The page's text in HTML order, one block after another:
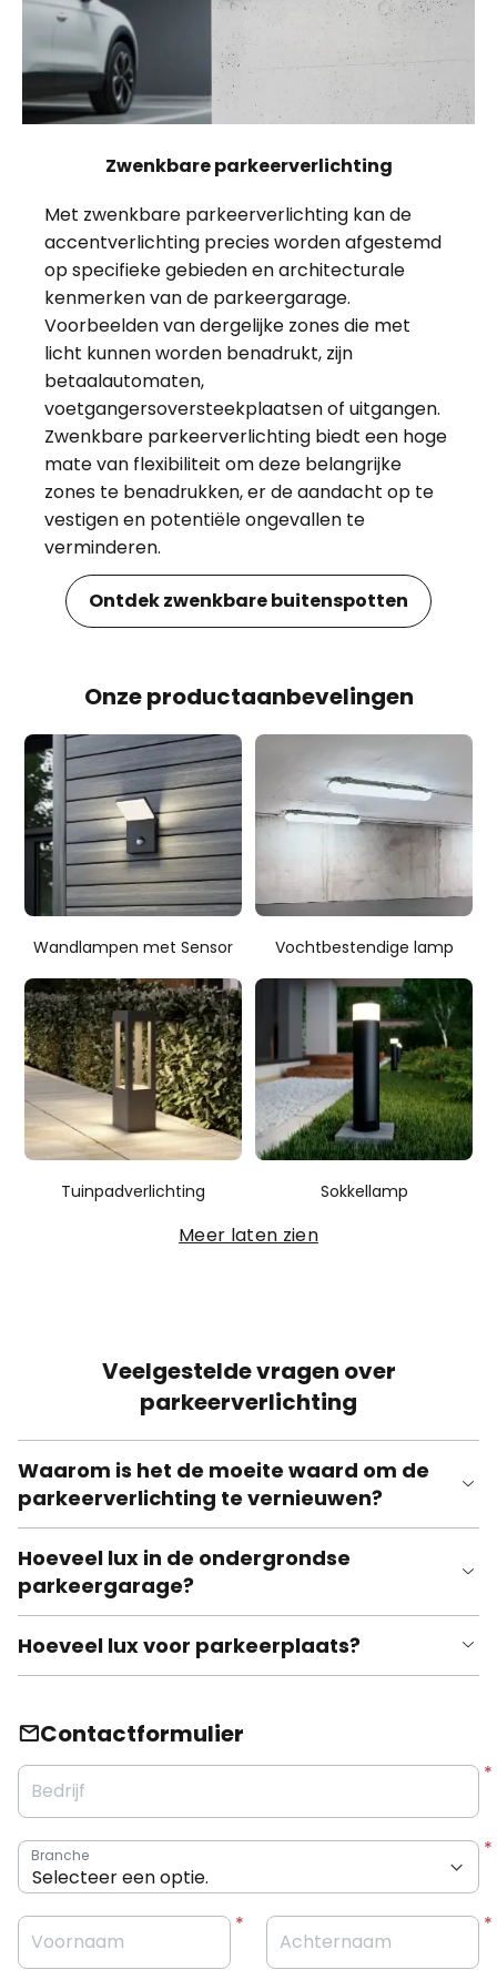
Zwenkbare parkeerverlichting
Met zwenkbare parkeerverlichting kan de
accentverlichting precies worden afgestemd
op specifieke gebieden en architecturale
kenmerken van de parkeergarage.
Voorbeelden van dergelijke zones die met
licht kunnen worden benadrukt, zijn
betaalautomaten,
voetgangersoversteekplaatsen of uitgangen.
Zwenkbare parkeerverlichting biedt een hoge
mate van flexibiliteit om deze belangrijke
zones te benadrukken, er de aandacht op te
vestigen en potentiële ongevallen te
verminderen.
Ontdek zwenkbare buitenspotten
Onze productaanbevelingen
Wandlampen met Sensor Vochtbestendige lamp
Tuinpadverlichting Sokkellamp
Meer laten zien
Veelgestelde vragen over
parkeerverlichting
Waarom is het de moeite waard om de
parkeerverlichting te vernieuwen?
Hoeveel lux in de ondergrondse
parkeergarage?
Hoeveel lux voor parkeerplaats?
Contactformulier
Bedrijf
Branche
Voornaam Achternaam